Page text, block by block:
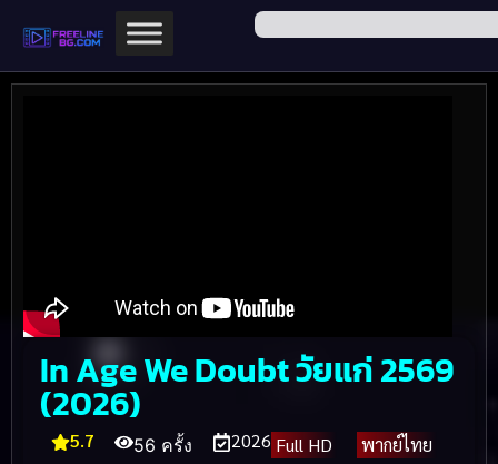
In Age We Doubt วัยแก่ 2569
(2026)
5.7 56 ครั้ง 2026 Full HD พากย์ไทย